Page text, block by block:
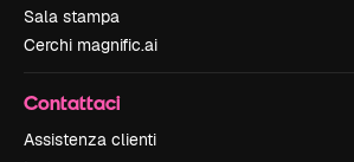
Sala stampa
Cerchi magnific.ai
Contattaci
Assistenza clienti